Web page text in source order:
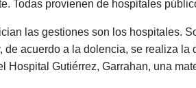
Todas provienen de hospitales
las gestiones son los hospitales.
de acuerdo a la dolencia, se realiza
Hospital Gutiérrez, Garrahan, una